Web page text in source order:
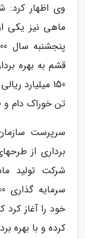
وی اظهار کرد:
ماهی نیز یکی
قشم به بهره
تن خوراک دام و 300 تن پودر ماهی فعالیت خود را آغاز کرد.
سرپرست
برداری از
شرکت تولید